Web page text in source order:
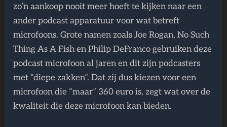
zo’n aankoop nooit meer hoeft te kijken naar een
ander podcast apparatuur voor wat betreft
microfoons. Grote namen zoals Joe Rogan, No Such
Thing As A Fish en Philip DeFranco gebruiken deze
podcast microfoon al jaren en dit zijn podcasters
met “diepe zakken”. Dat zij dus kiezen voor een
microfoon die “maar” 360 euro is, zegt wat over de
kwaliteit die deze microfoon kan bieden.